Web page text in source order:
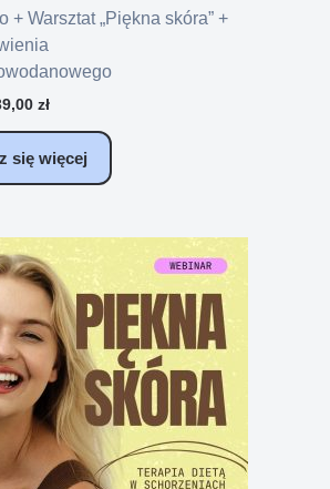
+ Warsztat „Piękna skóra” +
zł
się więcej